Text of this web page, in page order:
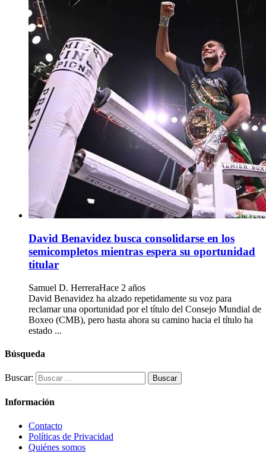
David Benavidez busca consolidarse en los
semicompletos mientras espera su oportunidad
titular
Samuel D. HerreraHace 2 años
David Benavidez ha alzado repetidamente su voz para
reclamar una oportunidad por el título del Consejo Mundial de
Boxeo (CMB), pero hasta ahora su camino hacia el título ha
estado ...
Búsqueda
Buscar:
Información
Contacto
Políticas de Privacidad
Quiénes somos